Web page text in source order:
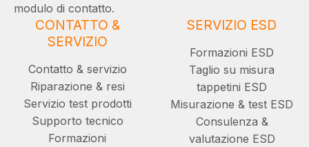
modulo di contatto.
CONTATTO &
SERVIZIO
Contatto & servizio
Riparazione & resi
Servizio test prodotti
Supporto tecnico
Formazioni
SERVIZIO ESD
Formazioni ESD
Taglio su misura
tappetini ESD
Misurazione & test ESD
Consulenza &
valutazione ESD